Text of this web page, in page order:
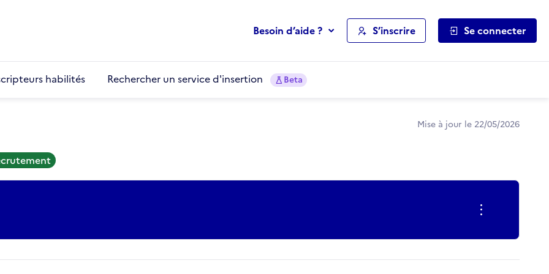
Besoin d’aide ? S’inscrire Se connecter
habilités Rechercher un service d'insertion Beta
Mise à jour le 22/05/2026